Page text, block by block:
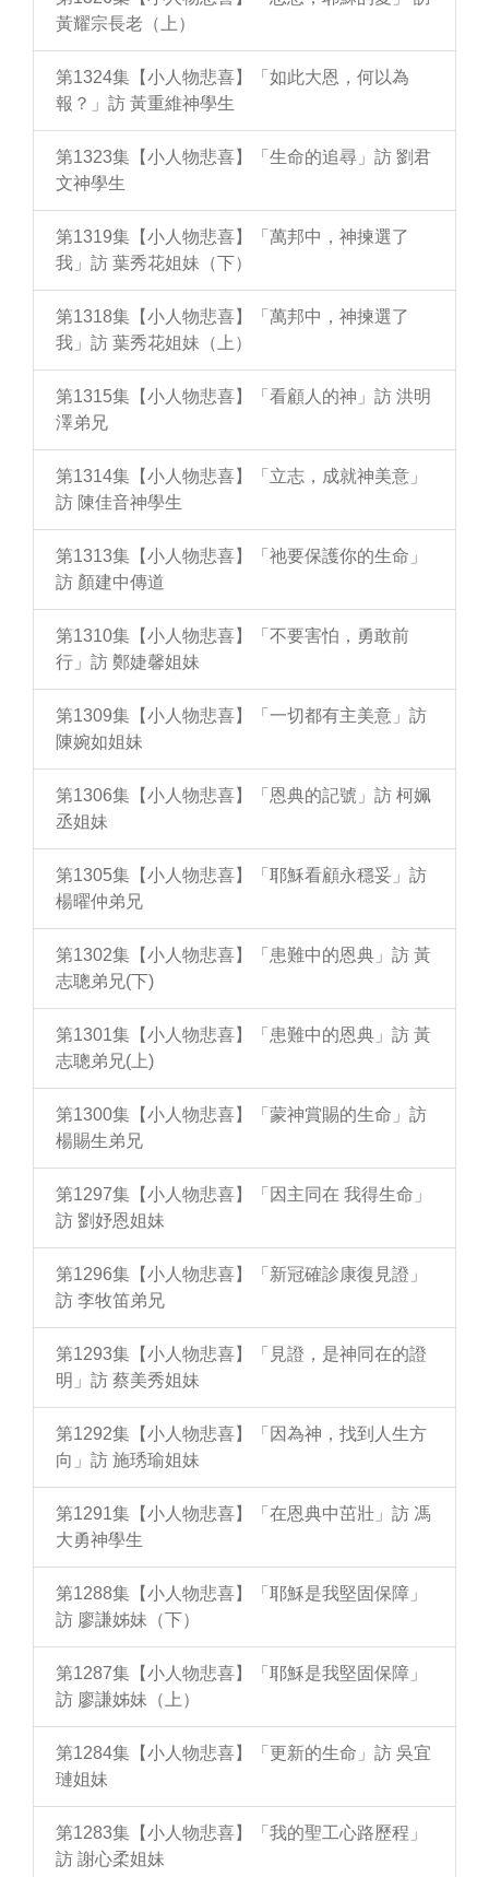
黃耀宗長老（上）
第1324集【小人物悲喜】「如此大恩，何以為
報？」訪 黃重維神學生
第1323集【小人物悲喜】「生命的追尋」訪 劉君
文神學生
第1319集【小人物悲喜】「萬邦中，神揀選了
我」訪 葉秀花姐妹（下）
第1318集【小人物悲喜】「萬邦中，神揀選了
我」訪 葉秀花姐妹（上）
第1315集【小人物悲喜】「看顧人的神」訪 洪明
澤弟兄
第1314集【小人物悲喜】「立志，成就神美意」
訪 陳佳音神學生
第1313集【小人物悲喜】「祂要保護你的生命」
訪 顏建中傳道
第1310集【小人物悲喜】「不要害怕，勇敢前
行」訪 鄭婕馨姐妹
第1309集【小人物悲喜】「一切都有主美意」訪
陳婉如姐妹
第1306集【小人物悲喜】「恩典的記號」訪 柯姵
丞姐妹
第1305集【小人物悲喜】「耶穌看顧永穩妥」訪
楊曜仲弟兄
第1302集【小人物悲喜】「患難中的恩典」訪 黃
志聰弟兄(下)
第1301集【小人物悲喜】「患難中的恩典」訪 黃
志聰弟兄(上)
第1300集【小人物悲喜】「蒙神賞賜的生命」訪
楊賜生弟兄
第1297集【小人物悲喜】「因主同在 我得生命」
訪 劉妤恩姐妹
第1296集【小人物悲喜】「新冠確診康復見證」
訪 李牧笛弟兄
第1293集【小人物悲喜】「見證，是神同在的證
明」訪 蔡美秀姐妹
第1292集【小人物悲喜】「因為神，找到人生方
向」訪 施琇瑜姐妹
第1291集【小人物悲喜】「在恩典中茁壯」訪 馮
大勇神學生
第1288集【小人物悲喜】「耶穌是我堅固保障」
訪 廖謙姊妹（下）
第1287集【小人物悲喜】「耶穌是我堅固保障」
訪 廖謙姊妹（上）
第1284集【小人物悲喜】「更新的生命」訪 吳宜
璉姐妹
第1283集【小人物悲喜】「我的聖工心路歷程」
訪 謝心柔姐妹